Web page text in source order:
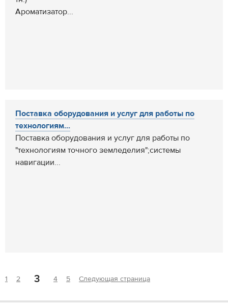
Ароматизатор...
Поставка оборудования и услуг для работы по
технологиям...
Поставка оборудования и услуг для работы по
"технологиям точного земледелия";системы
навигации...
1 2 3 4 5 Следующая страница